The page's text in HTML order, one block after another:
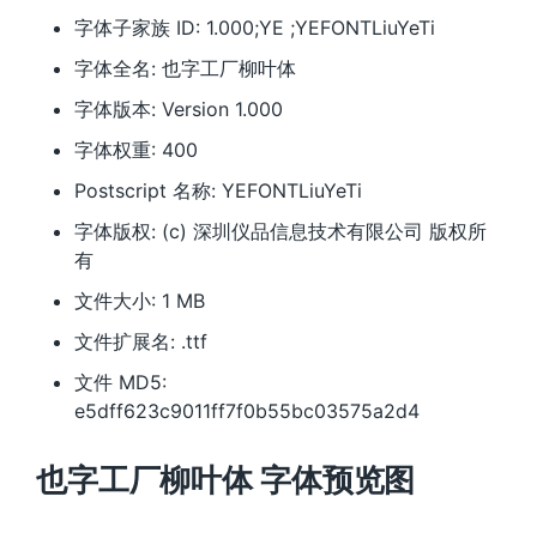
字体子家族 ID: 1.000;YE ;YEFONTLiuYeTi
字体全名: 也字工厂柳叶体
字体版本: Version 1.000
字体权重: 400
Postscript 名称: YEFONTLiuYeTi
字体版权: (c) 深圳仪品信息技术有限公司 版权所
有
文件大小: 1 MB
文件扩展名: .ttf
文件 MD5:
e5dff623c9011ff7f0b55bc03575a2d4
也字工厂柳叶体 字体预览图